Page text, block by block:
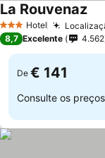
3 EstrelasHotel
La Rouvenaz
8,7 Excelente 4.562
De € 141
Consulte os